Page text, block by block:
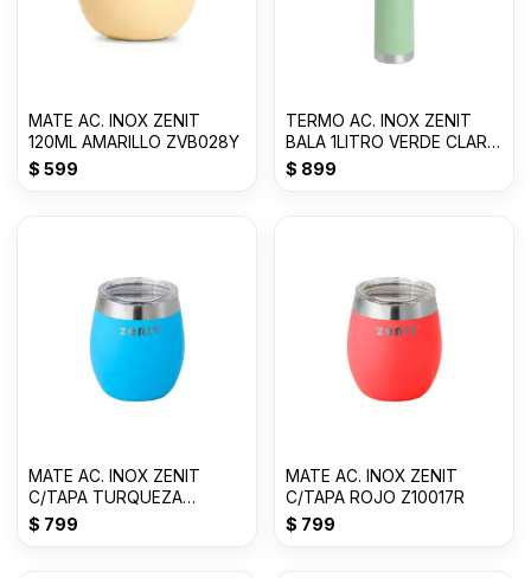
MATE AC. INOX ZENIT
120ML AMARILLO ZVB028Y
$ 599
TERMO AC. INOX ZENIT
BALA 1LITRO VERDE CLARO
Z100XZVC
$ 899
MATE AC. INOX ZENIT
C/TAPA TURQUEZA
Z10017A
$ 799
MATE AC. INOX ZENIT
C/TAPA ROJO Z10017R
$ 799